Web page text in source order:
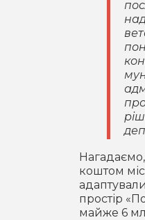
коштом
простір
майже 6